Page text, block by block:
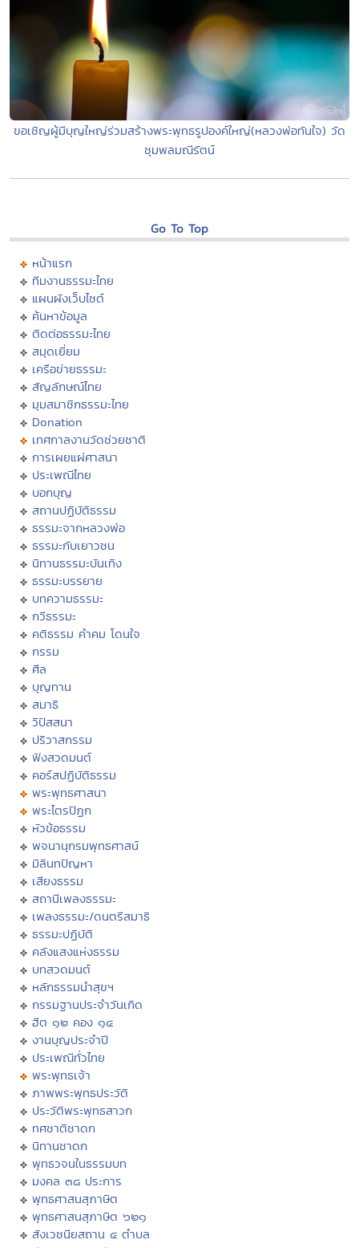
ขอเชิญผู้มีบุญใหญ่ร่วมสร้างพระพุทธรูปองค์ใหญ่(หลวงพ่อทันใจ) วัด
ชุมพลมณีรัตน์
Go To Top
หน้าแรก
ทีมงานธรรมะไทย
แผนผังเว็บไซต์
ค้นหาข้อมูล
ติดต่อธรรมะไทย
สมุดเยี่ยม
เครือข่ายธรรมะ
สัญลักษณ์ไทย
มุมสมาชิกธรรมะไทย
Donation
เทศกาลงานวัดช่วยชาติ
การเผยแผ่ศาสนา
ประเพณีไทย
บอกบุญ
สถานปฏิบัติธรรม
ธรรมะจากหลวงพ่อ
ธรรมะกับเยาวชน
นิทานธรรมะบันเทิง
ธรรมะบรรยาย
บทความธรรมะ
กวีธรรมะ
คติธรรม คำคม โดนใจ
กรรม
ศีล
บุญทาน
สมาธิ
วิปัสสนา
ปริวาสกรรม
ฟังสวดมนต์
คอร์สปฏิบัติธรรม
พระพุทธศาสนา
พระไตรปิฏก
หัวข้อธรรม
พจนานุกรมพุทธศาสน์
มิลินทปัญหา
เสียงธรรม
สถานีเพลงธรรมะ
เพลงธรรมะ/ดนตรีสมาธิ
ธรรมะปฏิบัติ
คลังแสงแห่งธรรม
บทสวดมนต์
หลักธรรมนำสุขฯ
กรรมฐานประจำวันเกิด
ฮีต ๑๒ คอง ๑๔
งานบุญประจำปี
ประเพณีทั่วไทย
พระพุทธเจ้า
ภาพพระพุทธประวัติ
ประวัติพระพุทธสาวก
ทศชาติชาดก
นิทานชาดก
พุทธวจนในธรรมบท
มงคล ๓๘ ประการ
พุทธศาสนสุภาษิต
พุทธศาสนสุภาษิต ๖๒๑
สังเวชนียสถาน ๔ ตำบล